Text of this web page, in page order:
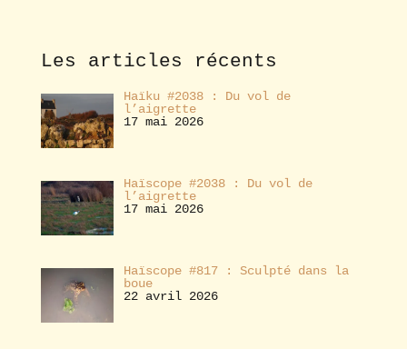
eLes articles récents
Haïku #2038 : Du vol de
l’aigrette
17 mai 2026
Haïscope #2038 : Du vol de
l’aigrette
17 mai 2026
Haïscope #817 : Sculpté dans la
boue
22 avril 2026